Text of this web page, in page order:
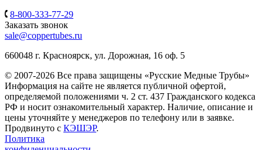
8-800-333-77-29
Заказать звонок
sale@coppertubes.ru
660048 г. Красноярск, ул. Дорожная, 16 оф. 5
© 2007-2026 Все права защищены «Русские Медные Трубы»
Информация на сайте не является публичной офертой,
определяемой положениями ч. 2 ст. 437 Гражданского кодекса
РФ и носит ознакомительный характер. Наличие, описание и
цены уточняйте у менеджеров по телефону или в заявке.
Продвинуто с КЭШЭР.
Политика